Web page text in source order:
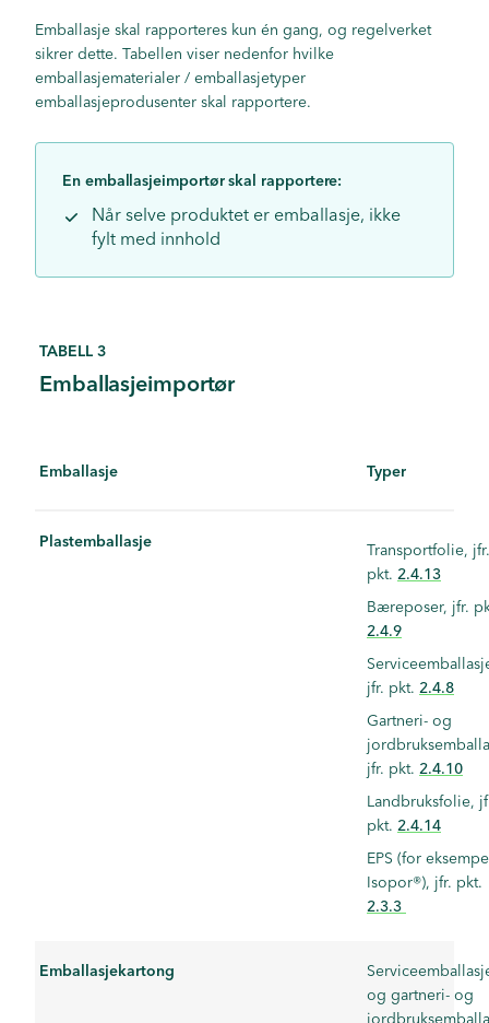
Emballasje skal rapporteres kun én gang, og regelverket
sikrer dette. Tabellen viser nedenfor hvilke
emballasjematerialer / emballasjetyper
emballasjeprodusenter skal rapportere.
En emballasjeimportør skal rapportere:
Når selve produktet er emballasje, ikke
fylt med innhold
TABELL 3
Emballasjeimportør
Emballasje Typer
Plastemballasje
Transportfolie, jfr.
pkt. 2.4.13
Bæreposer, jfr.
2.4.9
jfr. pkt. 2.4.8
Gartneri- og
jfr. pkt. 2.4.10
Landbruksfolie,
pkt. 2.4.14
EPS (for
Isopor®), jfr. pkt.
2.3.3
Emballasjekartong
og gartneri- og